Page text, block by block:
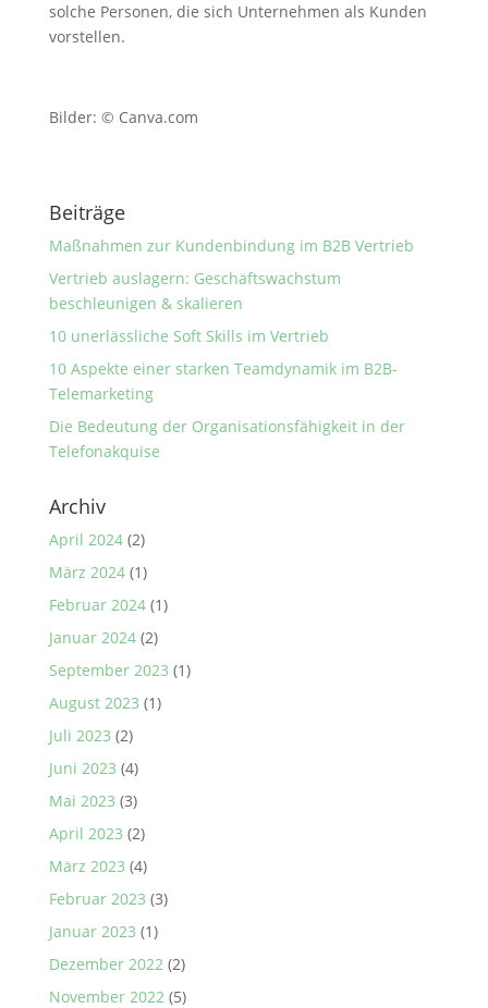
solche Personen, die sich Unternehmen als Kunden
vorstellen.
Bilder: © Canva.com
Beiträge
Maßnahmen zur Kundenbindung im B2B Vertrieb
Vertrieb auslagern: Geschäftswachstum
beschleunigen & skalieren
10 unerlässliche Soft Skills im Vertrieb
10 Aspekte einer starken Teamdynamik im B2B-
Telemarketing
Die Bedeutung der Organisationsfähigkeit in der
Telefonakquise
Archiv
April 2024(2)
März 2024(1)
Februar 2024(1)
Januar 2024(2)
September 2023 (1)
August 2023 (1)
Juli 2023 (2)
Juni 2023 (4)
Mai 2023 (3)
April 2023 (2)
März 2023 (4)
Februar 2023 (3)
Januar 2023 (1)
Dezember 2022(2)
November 2022(5)